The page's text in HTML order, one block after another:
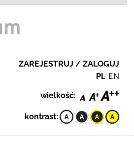
ZAREJESTRUJ / ZALOGUJ
PL EN
wielkość:
kontrast: